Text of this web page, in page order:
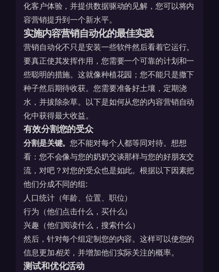
化客户体验，并提供数据驱动的见解，您可以将内
容营销提升到一个新水平。
实施内容营销自动化的最佳实践
营销自动化不只是安装一些软件然后看着它运行。
要真正使其发挥作用，您需要一个可靠的计划和一
些聪明的措施。这就像种植花园；您不能只是撒下
种子然后期待收获。您需要准备好土壤，定期浇
水，并拔除杂草。以下是如何从您的内容营销自动
化中获得最大收益。
有效分割您的受众
分割是关键。您不能对每个人都等同对待。想想
看：您不会像与您的奶奶交谈那样与您的好朋友交
流，对吧？对您的受众也是如此。根据以下因素把
他们分成不同的组:
人口统计（年龄、位置、职位）
行为（他们点击什么，买什么）
兴趣（他们阅读什么，搜索什么）
然后，针对每个组定制您的内容。这样可以使您的
信息更加相关，并增加他们实际关注的概率。
测试和优化活动